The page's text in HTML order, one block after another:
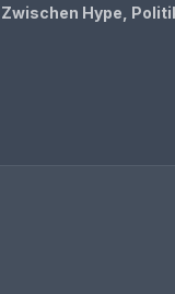
Zwischen Hype,